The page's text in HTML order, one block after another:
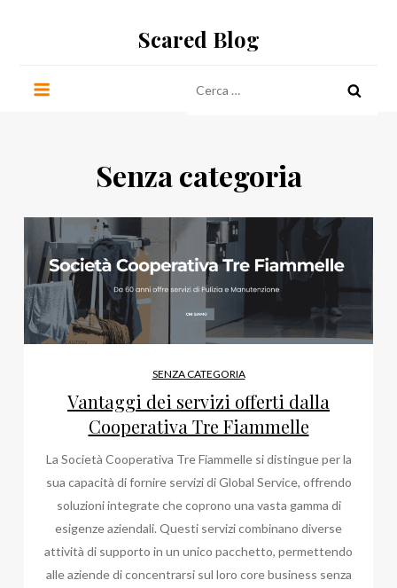
Scared Blog
per:
Senza categoria
SENZA CATEGORIA
Vantaggi dei servizi offerti dalla
Cooperativa Tre Fiammelle
La Società Cooperativa Tre Fiammelle si distingue per la
sua capacità di fornire servizi di Global Service, offrendo
soluzioni integrate che coprono una vasta gamma di
esigenze aziendali. Questi servizi combinano diverse
attività di supporto in un unico pacchetto, permettendo
alle aziende di concentrarsi sul loro core business senza